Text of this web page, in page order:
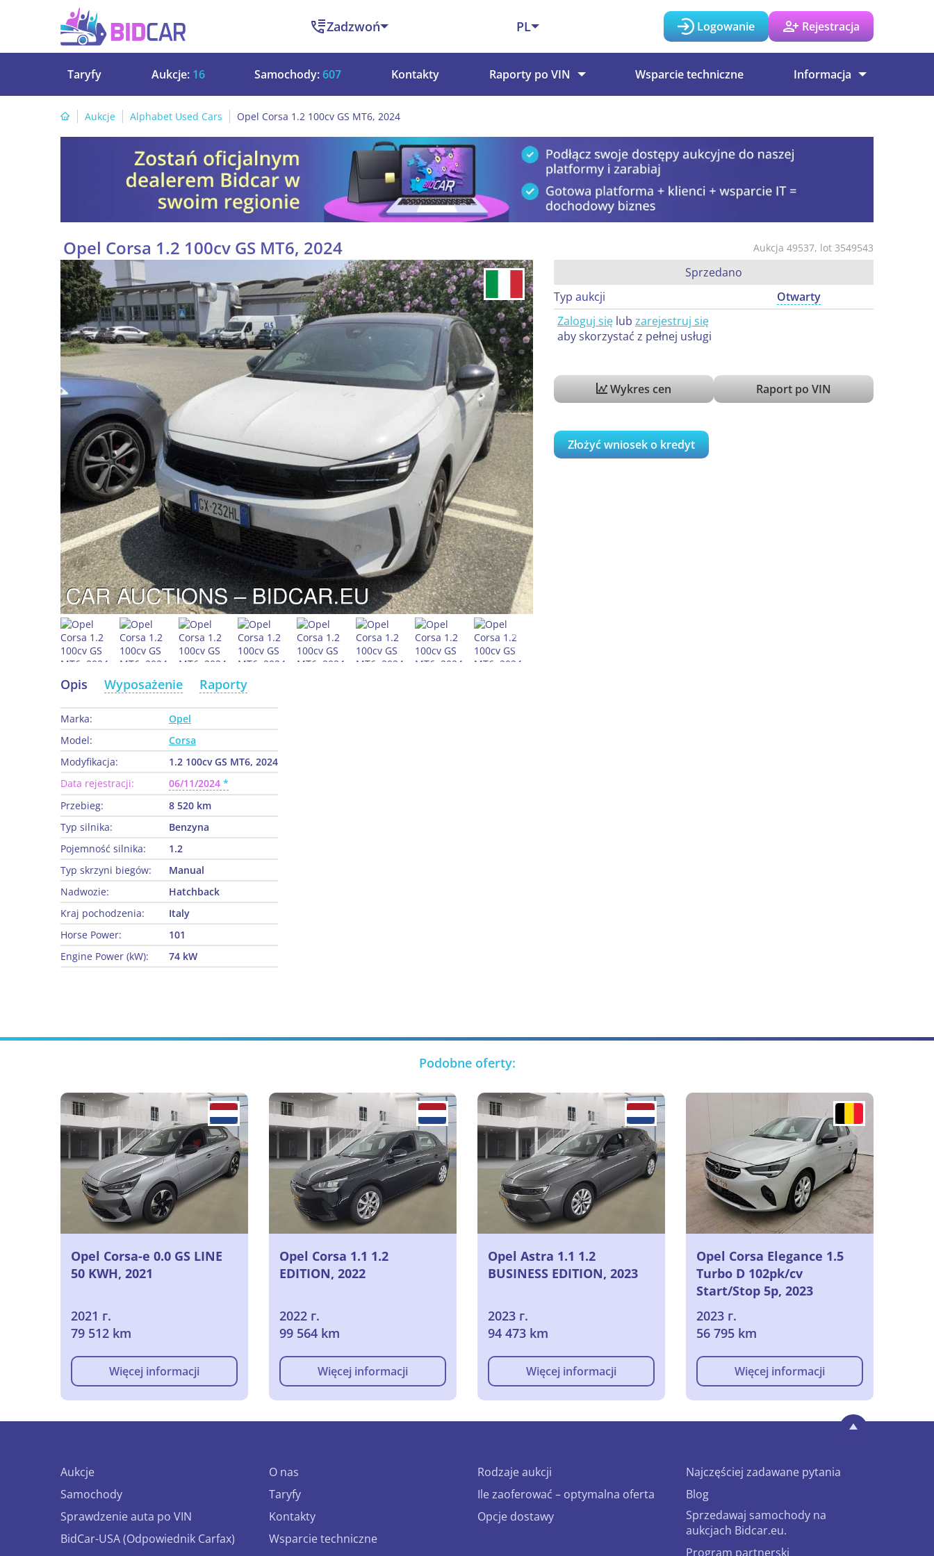
Zadzwoń PL Logowanie Rejestracja
Taryfy Aukcje: 16 Samochody:607 Kontakty Raporty po VIN Wsparcie techniczne Informacja
Aukcje Alphabet Used Cars Opel Corsa 1.2 100cv GS MT6, 2024
Aukcja 49537, lot 3549543
Opel Corsa 1.2 100cv GS MT6, 2024
Sprzedano
Typ aukcji
Otwarty
Zaloguj się lub zarejestruj się
aby skorzystać z pełnej usługi
Wykres cen Raport po VIN
Złożyć wniosek o kredyt
Opis Wyposażenie Raporty
Marka:
Opel
Model:
Corsa
Modyfikacja:
1.2 100cv GS MT6, 2024
Data rejestracji:
06/11/2024
Przebieg:
8 520 km
Typ silnika:
Benzyna
Pojemność silnika:
1.2
Typ skrzyni biegów:
Manual
Nadwozie:
Hatchback
Kraj pochodzenia:
Italy
Horse Power:
101
Engine Power (kW):
74 kW
Podobne oferty:
Opel Corsa-e 0.0 GS LINE
50 KWH, 2021
2021 г.
79 512 km
Więcej informacji
Opel Corsa 1.1 1.2
EDITION, 2022
2022 г.
99 564 km
Więcej informacji
Opel Astra 1.1 1.2
BUSINESS EDITION, 2023
2023 г.
94 473 km
Więcej informacji
Opel Corsa Elegance 1.5
Turbo D 102pk/cv
Start/Stop 5p, 2023
2023 г.
56 795 km
Więcej informacji
Aukcje
Samochody
Sprawdzenie auta po VIN
BidCar-USA (Odpowiednik Carfax)
O nas
Taryfy
Kontakty
Wsparcie techniczne
Rodzaje aukcji
Ile zaoferować – optymalna oferta
Opcje dostawy
Najczęściej zadawane pytania
Blog
Sprzedawaj samochody na
aukcjach Bidcar.eu.
Program partnerski